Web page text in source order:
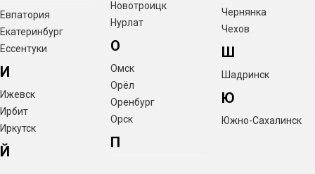
Евпатория
Екатеринбург
Ессентуки
И
Ижевск
Ирбит
Иркутск
Й
Новотроицк
Нурлат
О
Омск
Орёл
Оренбург
Орск
П
Чернянка
Чехов
Ш
Шадринск
Ю
Южно-Сахалинск